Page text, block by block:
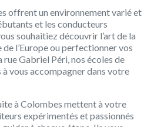
offrent un environnement varié et
et les conducteurs
souhaitiez découvrir l’art de la
de l’Europe ou perfectionner vos
rue Gabriel Péri, nos écoles de
vous accompagner dans votre
à Colombes mettent à votre
expérimentés et passionnés